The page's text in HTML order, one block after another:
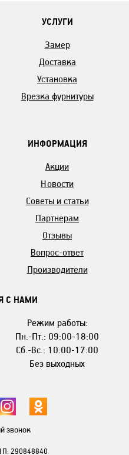
УСЛУГИ
Замер
Доставка
Установка
Врезка фурнитуры
ИНФОРМАЦИЯ
Акции
Новости
Советы и статьи
Партнерам
Отзывы
Вопрос-ответ
Производители
С НАМИ
Режим работы:
Пн.-Пт.: 09:00-18:00
Сб.-Вс.: 10:00-17:00
Без выходных
звонок
290848840